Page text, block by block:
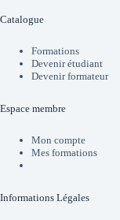
Catalogue
Formations
Devenir étudiant
Devenir formateur
Espace membre
Mon compte
Mes formations
Informations Légales